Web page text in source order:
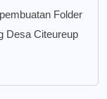
Folder
Desa Citeureup